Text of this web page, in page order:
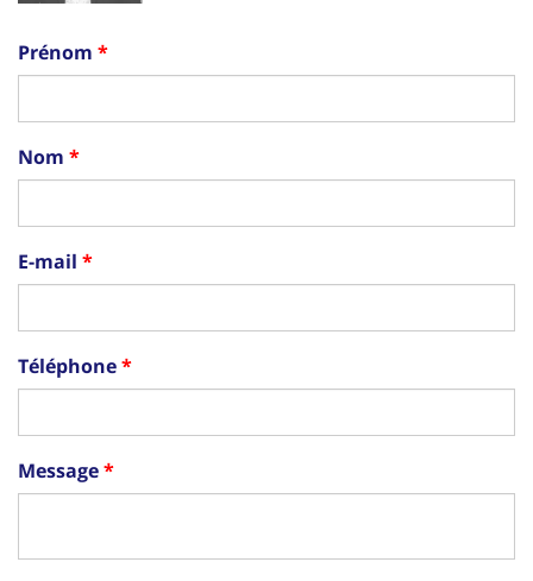
Prénom
Nom
E-mail
Téléphone
Message